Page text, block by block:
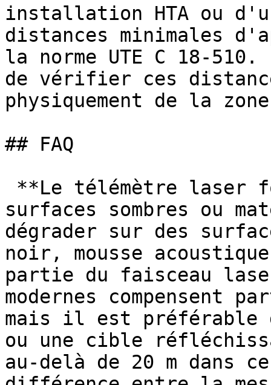
installation HTA ou
distances minimales
la norme UTE C 18-
de vérifier ces
physiquement de la
## FAQ
surfaces sombres ou
dégrader sur des
noir, mousse
partie du faisceau
modernes compensent
mais il est préférable
ou une cible
au-delà de 20 m dans